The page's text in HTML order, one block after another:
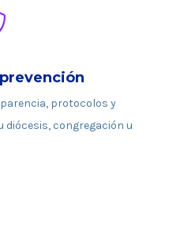
protocolos y
congregación u